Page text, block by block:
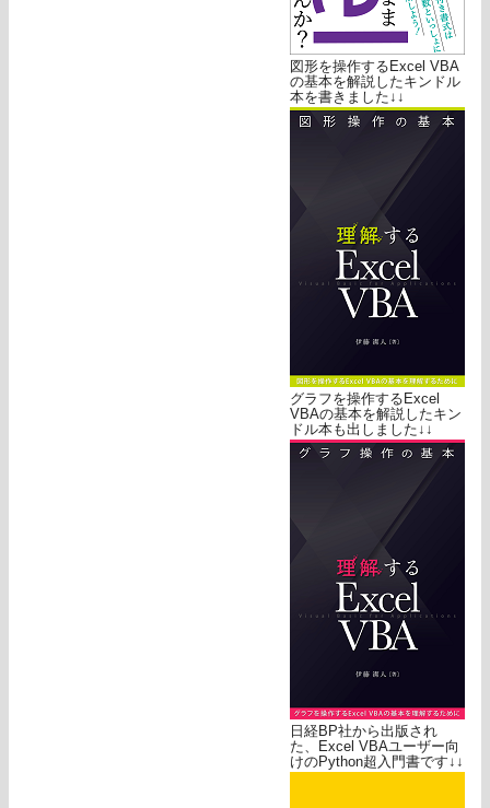
図形を操作するExcel VBA
の基本を解説したキンドル
本を書きました↓↓
グラフを操作するExcel
VBAの基本を解説したキン
ドル本も出しました↓↓
日経BP社から出版され
た、Excel VBAユーザー向
けのPython超入門書です↓↓